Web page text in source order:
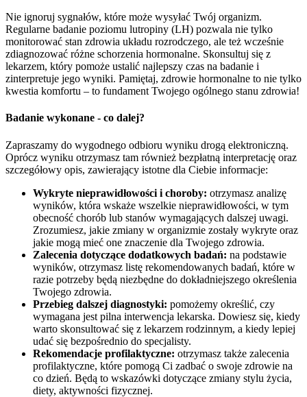
Nie ignoruj sygnałów, które może wysyłać Twój organizm.
Regularne badanie poziomu lutropiny (LH) pozwala nie tylko
monitorować stan zdrowia układu rozrodczego, ale też wcześnie
zdiagnozować różne schorzenia hormonalne. Skonsultuj się z
lekarzem, który pomoże ustalić najlepszy czas na badanie i
zinterpretuje jego wyniki. Pamiętaj, zdrowie hormonalne to nie tylko
kwestia komfortu – to fundament Twojego ogólnego stanu zdrowia!
Badanie wykonane - co dalej?
Zapraszamy do wygodnego odbioru wyniku drogą elektroniczną.
Oprócz wyniku otrzymasz tam również bezpłatną interpretację oraz
szczegółowy opis, zawierający istotne dla Ciebie informacje:
Wykryte nieprawidłowości i choroby: otrzymasz analizę
wyników, która wskaże wszelkie nieprawidłowości, w tym
obecność chorób lub stanów wymagających dalszej uwagi.
Zrozumiesz, jakie zmiany w organizmie zostały wykryte oraz
jakie mogą mieć one znaczenie dla Twojego zdrowia.
Zalecenia dotyczące dodatkowych badań: na podstawie
wyników, otrzymasz listę rekomendowanych badań, które w
razie potrzeby będą niezbędne do dokładniejszego określenia
Twojego zdrowia.
Przebieg dalszej diagnostyki: pomożemy określić, czy
wymagana jest pilna interwencja lekarska. Dowiesz się, kiedy
warto skonsultować się z lekarzem rodzinnym, a kiedy lepiej
udać się bezpośrednio do specjalisty.
Rekomendacje profilaktyczne: otrzymasz także zalecenia
profilaktyczne, które pomogą Ci zadbać o swoje zdrowie na
co dzień. Będą to wskazówki dotyczące zmiany stylu życia,
diety, aktywności fizycznej.